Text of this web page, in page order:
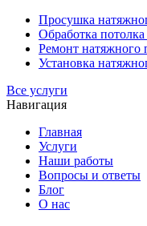
Просушка
Обработка
Ремонт натяжного
Установка
Все услуги
Навигация
Главная
Услуги
Наши работы
Вопросы и ответы
Блог
О нас